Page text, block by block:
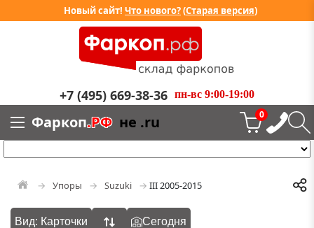
Новый сайт! Что нового?(Старая версия)
+7 (495) 669-38-36 пн-вс 9:00-19:00
Фаркоп.РФ не .ru 0
Упоры Suzuki III 2005-2015
Вид: Карточки Сегодня